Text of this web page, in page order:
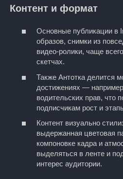
Контент и формат
Основные публикации в
образов, снимки из
видео‑ролики, чаще
скетчах.
Также Антотка делится
достижениях —
водительских прав, что
подписчикам рост и
Контент визуально
выдержанная цветовая
компоновке кадра и
выделяться в ленте и
интерес аудитории.